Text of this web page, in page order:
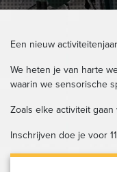
Een nieuw
We heten je van harte
waarin we sensorische
Zoals elke activiteit
Inschrijven doe je voor